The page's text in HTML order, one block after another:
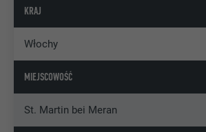
KRAJ
Włochy
MIEJSCOWOŚĆ
St. Martin bei Meran